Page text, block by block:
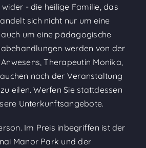
- die heilige Familie, das
sich nicht nur um eine
um eine pädagogische
werden von der
Therapeutin Monika,
nach der Veranstaltung
eilen. Werfen Sie stattdessen
Unterkunftsangebote.
Im Preis inbegriffen ist der
Manor Park und der